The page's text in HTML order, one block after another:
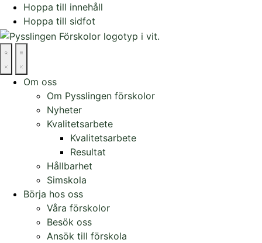
Hoppa till innehåll
Hoppa till sidfot
Om oss
Om Pysslingen förskolor
Nyheter
Kvalitetsarbete
Kvalitetsarbete
Resultat
Hållbarhet
Simskola
Börja hos oss
Våra förskolor
Besök oss
Ansök till förskola